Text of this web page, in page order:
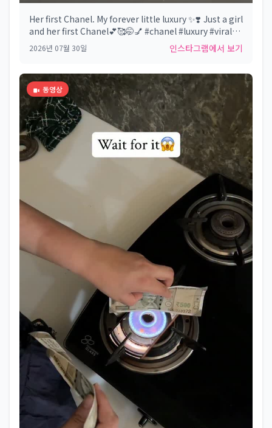
Her first Chanel. My forever little luxury ✨❣️ Just a girl
and her first Chanel💕🥰🤭💅 #chanel #luxury #viral
#newmom #couple
2026년 07월 30일 인스타그램에서 보기
동영상